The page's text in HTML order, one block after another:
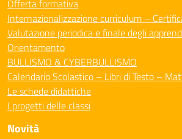
Offerta formativa
Internazionalizzazione curriculum –
Valutazione periodica e finale degli
Orientamento
BULLISMO & CYBERBULLISMO
Calendario Scolastico – Libri di Testo –
Le schede didattiche
I progetti delle classi
Novità